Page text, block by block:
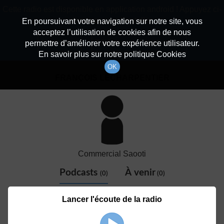
Détail De L'animateur
Commercial Saooti
Podcasts (0) À venir(0)
Aucun élément disponible
En poursuivant votre navigation sur notre site, vous
acceptez l’utilisation de cookies afin de nous
permettre d’améliorer votre expérience utilisateur.
En savoir plus sur notre politique Cookies
OK
dessous pour l'installer.
Non merci Télécharger l'application
Lancer l'écoute de la radio